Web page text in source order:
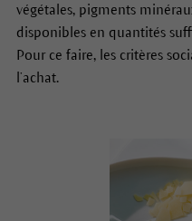
végétales, pigments
disponibles en quantités
Pour ce faire, les critères
l’achat.